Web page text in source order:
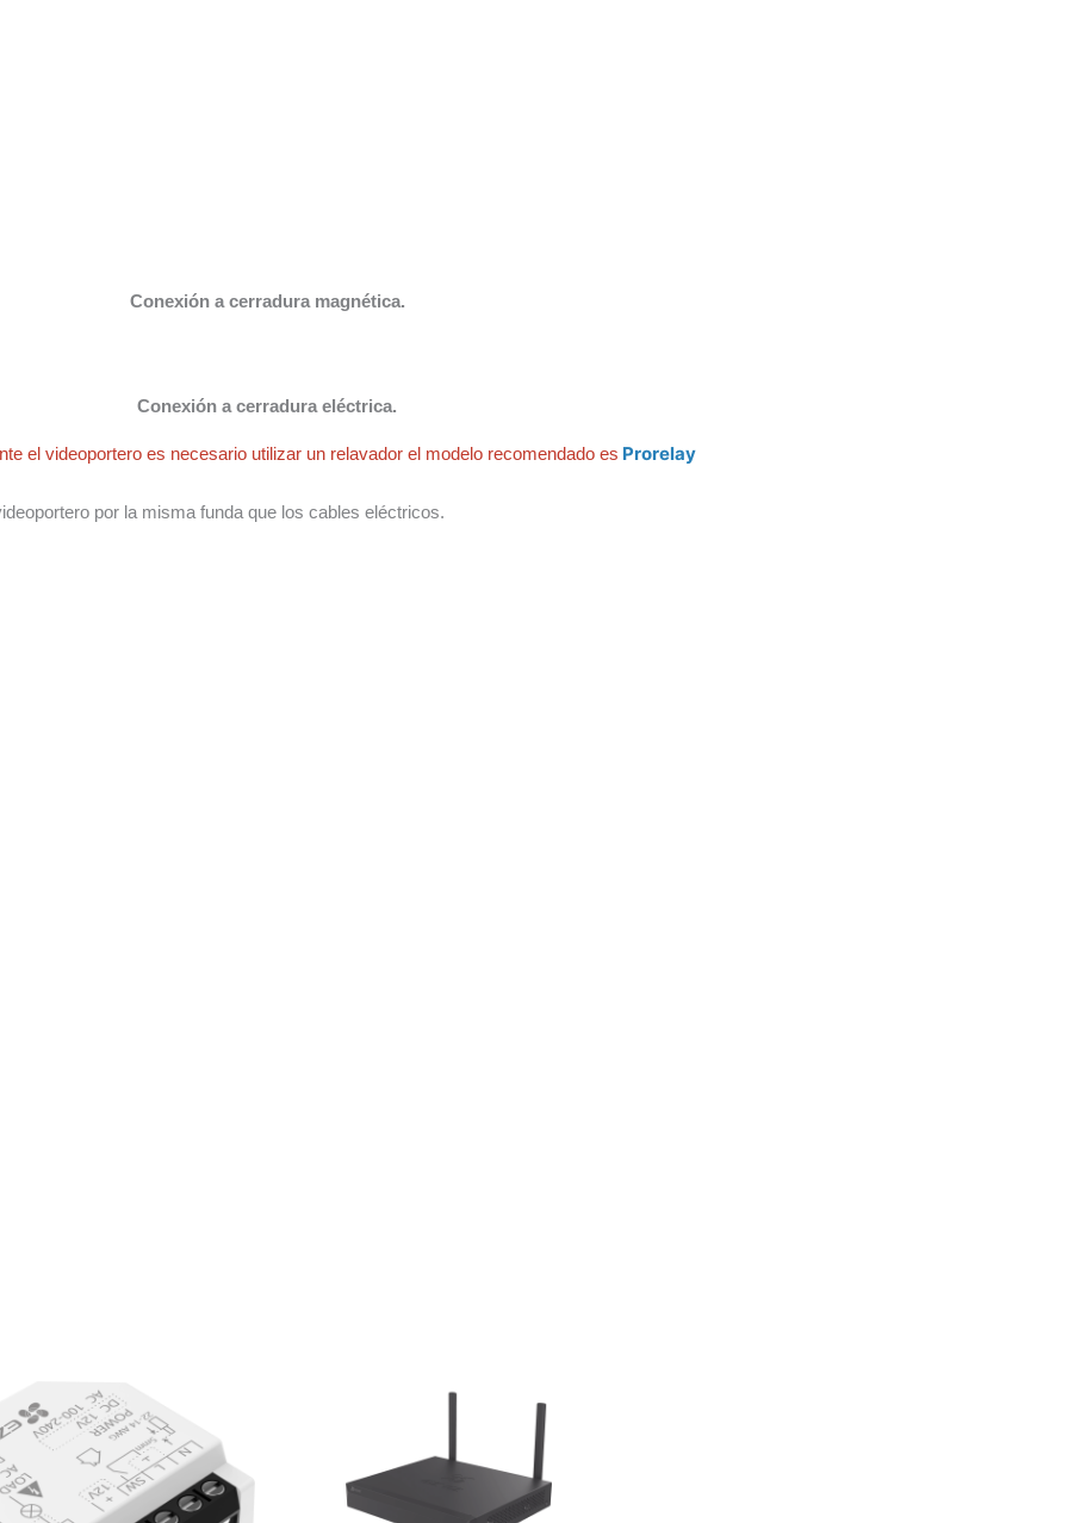
Conexión a cerradura magnética.
Conexión a cerradura eléctrica.
el videoportero es necesario utilizar un relavador el modelo recomendado es Prorelay
por la misma funda que los cables eléctricos.